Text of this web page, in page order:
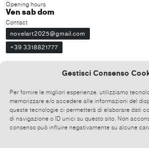
Gestisci Consenso
Per fornire le migliori esperienze, utilizziamo
memorizzare e/o accedere alle informazioni del
queste tecnologie ci permetterà di elaborare dati
di navigazione o ID unici su questo sito. Non
consenso può influire negativamente su alcune
Opening hours
Ven sab dom
Contact
novelart2025@gmail.com
+39 3318821777
Author
N9OVELART
Event Disclaimer